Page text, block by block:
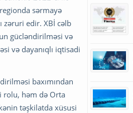
sərmayə
zəruri edir. XBİ cəlb
gücləndirilməsi və
və dayanıqlı iqtisadi
baxımından
rolu, həm də Orta
təşkilatda xüsusi